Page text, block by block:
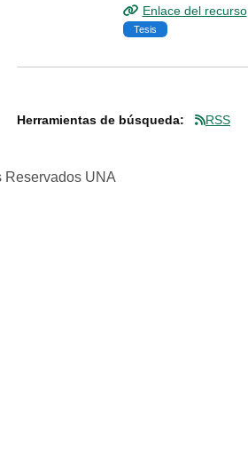
Enlace del recurso
Tesis
Herramientas de búsqueda: RSS
Reservados UNA